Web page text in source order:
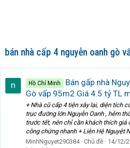
bán nhà cấp 4 nguyễn oanh gò
Hồ Chí Minh
Bán gấp nhà
Gò vấp 95m2 Giá 4.5 tỷ TL
+ Nhà cũ cấp 4 tiện xây lại, diện tích
trục đường lớn Nguyễn Oanh , hẻm
trước tết, nên chỉ cần khách thích giá
công chứng nhanh + Liên Hệ Nguyệt
MinhNguyet290384 Chủ đề 14/12/